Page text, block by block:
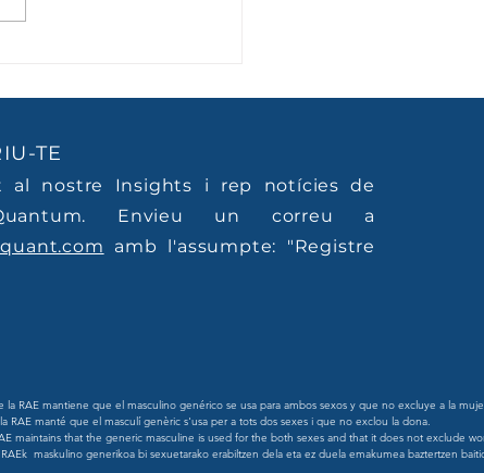
RAE mantiene que el masculino genérico se usa para ambos sexos y que no excluye a la
manté que el masculí genèric s'usa per a tots dos sexes i que no exclou la dona.
that the generic masculine is used for the both sexes and that it does not exclude
maskulino generikoa bi sexuetarako erabiltzen dela eta ez duela emakumea baztertzen
TE
al nostre Insights i rep notícies de
Envieu un correu a
amb l'assumpte: "Registre